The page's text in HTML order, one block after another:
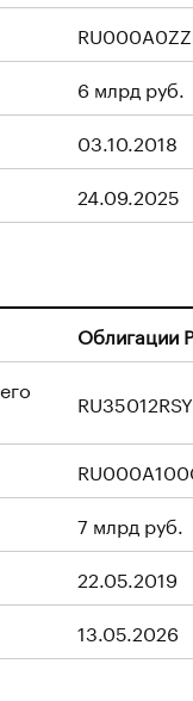
6 млрд руб.
03.10.2018
24.09.2025
Облигации
7 млрд руб.
22.05.2019
13.05.2026